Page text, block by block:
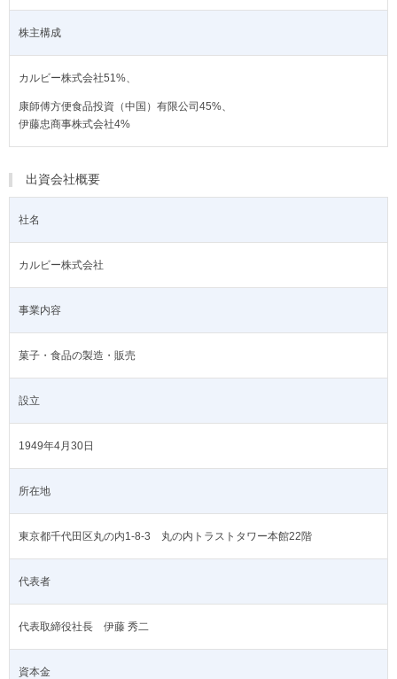
株主構成
カルビー株式会社51%、
康師傅方便食品投資（中国）有限公司45%、
伊藤忠商事株式会社4%
出資会社概要
社名
カルビー株式会社
事業内容
菓子・食品の製造・販売
設立
1949年4月30日
所在地
東京都千代田区丸の内1-8-3 丸の内トラストタワー本館22階
代表者
代表取締役社長 伊藤 秀二
資本金